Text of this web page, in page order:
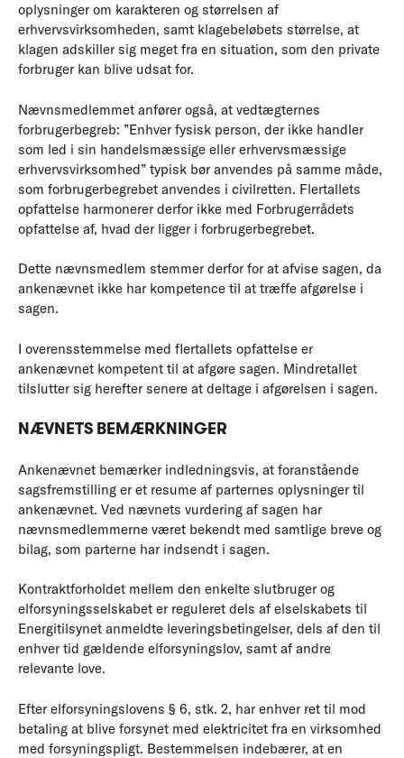
oplysninger om karakteren og størrelsen af
erhvervsvirksomheden, samt klagebeløbets størrelse, at
klagen adskiller sig meget fra en situation, som den private
forbruger kan blive udsat for.
Nævnsmedlemmet anfører også, at vedtægternes
forbrugerbegreb: ”Enhver fysisk person, der ikke handler
som led i sin handelsmæssige eller erhvervsmæssige
erhvervsvirksomhed” typisk bør anvendes på samme måde,
som forbrugerbegrebet anvendes i civilretten. Flertallets
opfattelse harmonerer derfor ikke med Forbrugerrådets
opfattelse af, hvad der ligger i forbrugerbegrebet.
Dette nævnsmedlem stemmer derfor for at afvise sagen, da
ankenævnet ikke har kompetence til at træffe afgørelse i
sagen.
I overensstemmelse med flertallets opfattelse er
ankenævnet kompetent til at afgøre sagen. Mindretallet
tilslutter sig herefter senere at deltage i afgørelsen i sagen.
NÆVNETS BEMÆRKNINGER
Ankenævnet bemærker indledningsvis, at foranstående
sagsfremstilling er et resume af parternes oplysninger til
ankenævnet. Ved nævnets vurdering af sagen har
nævnsmedlemmerne været bekendt med samtlige breve og
bilag, som parterne har indsendt i sagen.
Kontraktforholdet mellem den enkelte slutbruger og
elforsyningsselskabet er reguleret dels af elselskabets til
Energitilsynet anmeldte leveringsbetingelser, dels af den til
enhver tid gældende elforsyningslov, samt af andre
relevante love.
Efter elforsyningslovens § 6, stk. 2, har enhver ret til mod
betaling at blive forsynet med elektricitet fra en virksomhed
med forsyningspligt. Bestemmelsen indebærer, at en